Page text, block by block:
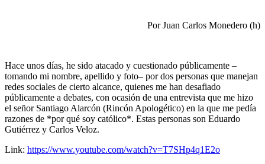
Por Juan Carlos Monedero (h)
Hace unos días, he sido atacado y cuestionado públicamente –
tomando mi nombre, apellido y foto– por dos personas que manejan
redes sociales de cierto alcance, quienes me han desafiado
públicamente a debates, con ocasión de una entrevista que me hizo
el señor Santiago Alarcón (Rincón Apologético) en la que me pedía
razones de *por qué soy católico*. Estas personas son Eduardo
Gutiérrez y Carlos Veloz.
Link: https://www.youtube.com/watch?v=T7SHp4q1E2o